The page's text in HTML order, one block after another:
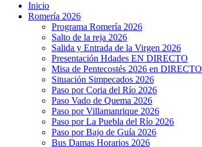
Inicio
Romería 2026
Programa Romería 2026
Salto de la reja 2026
Salida y Entrada de la Virgen 2026
Presentación Hdades EN DIRECTO
Misa de Pentecostés 2026 en DIRECTO
Situación Simpecados 2026
Paso por Coria del Río 2026
Paso Vado de Quema 2026
Paso por Villamanrique 2026
Paso por La Puebla del Río 2026
Paso por Bajo de Guía 2026
Bus Damas Horarios 2026